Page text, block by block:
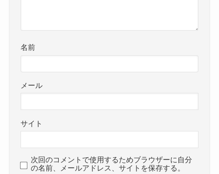
名前
メール
サイト
次回のコメントで使用するためブラウザーに自分
の名前、メールアドレス、サイトを保存する。